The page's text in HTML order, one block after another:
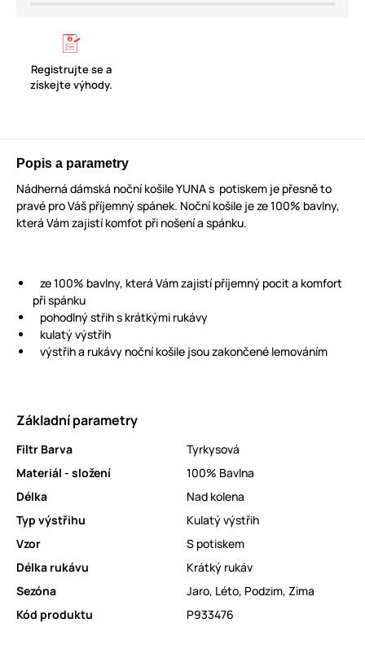
Registrujte se a
získejte výhody.
Popis a parametry
Nádherná dámská noční košile YUNA s potiskem je přesně to
pravé pro Váš příjemný spánek. Noční košile je ze 100% bavlny,
která Vám zajistí komfot při nošení a spánku.
ze 100% bavlny, která Vám zajistí příjemný pocit a komfort
při spánku
pohodlný střih s krátkými rukávy
kulatý výstřih
výstřih a rukávy noční košile jsou zakončené lemováním
Základní parametry
Filtr Barva
Tyrkysová
Materiál - složení
100% Bavlna
Délka
Nad kolena
Typ výstřihu
Kulatý výstřih
Vzor
S potiskem
Délka rukávu
Krátký rukáv
Sezóna
Jaro, Léto, Podzim, Zima
Kód produktu
P933476